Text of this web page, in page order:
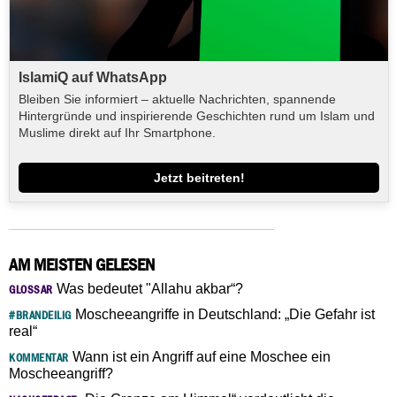
IslamiQ auf WhatsApp
Bleiben Sie informiert – aktuelle Nachrichten, spannende
Hintergründe und inspirierende Geschichten rund um Islam und
Muslime direkt auf Ihr Smartphone.
Jetzt beitreten!
AM MEISTEN GELESEN
GLOSSAR Was bedeutet "Allahu akbar“?
#BRANDEILIGMoscheeangriffe in Deutschland: „Die Gefahr ist
real“
KOMMENTAR Wann ist ein Angriff auf eine Moschee ein
Moscheeangriff?